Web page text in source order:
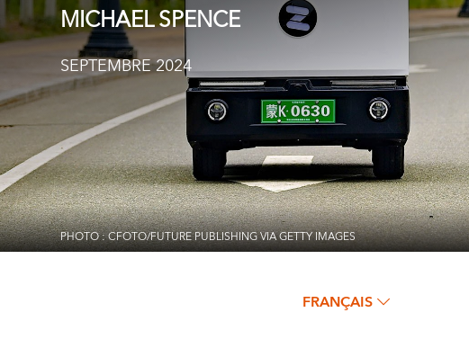
MICHAEL SPENCE
SEPTEMBRE 2024
PHOTO : CFOTO/FUTURE PUBLISHING VIA GETTY IMAGES
FRANÇAIS